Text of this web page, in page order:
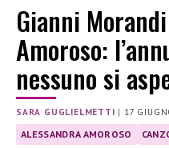
Gianni
Amoroso:
nessuno si
SARA GUGLIELMETTI | 17
ALESSANDRA AMOROSO